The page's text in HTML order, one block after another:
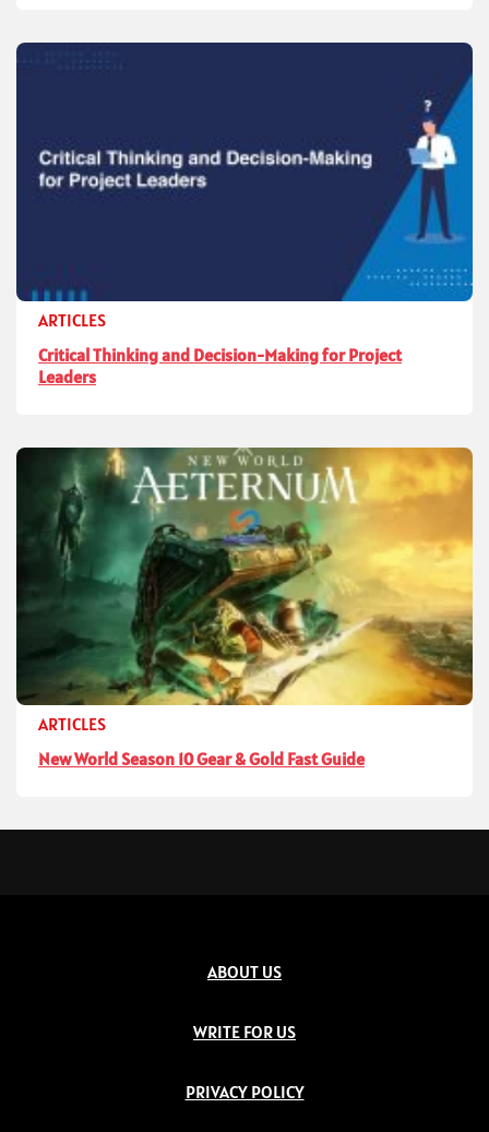
ARTICLES
Critical Thinking and Decision-Making for Project
Leaders
ARTICLES
New World Season 10 Gear & Gold Fast Guide
ABOUT US
WRITE FOR US
PRIVACY POLICY